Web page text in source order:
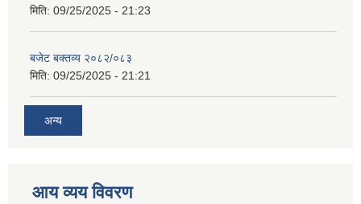
मिति: 09/25/2025 - 21:23
बजेट बक्तव्य २०८२/०८३
मिति: 09/25/2025 - 21:21
अन्य
आय व्यय विवरण